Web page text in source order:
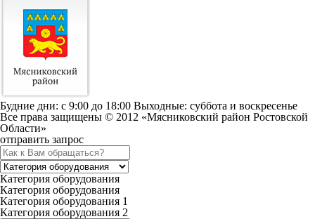
Будние дни: c 9:00 до 18:00 Выходные: суббота и воскресенье
Все права защищены © 2012 «Мясниковский район Ростовской
Области»
отправить запрос
Категория оборудования
Категория оборудования
Категория оборудования 1
Категория оборудования 2